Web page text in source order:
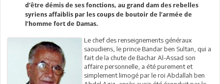
d’être démis de ses fonctions, au grand dam des rebelles
syriens affaiblis par les coups de boutoir de l’armée de
l’homme fort de Damas.
Le chef des renseignements généraux
saoudiens, le prince Bandar ben Sultan, qui a
fait de la chute de Bachar Al-Assad son
affaire personnelle, a été purement et
simplement limogé par le roi Abdallah ben